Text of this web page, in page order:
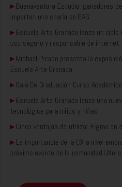
▸Buenaventura Estudio, ganadores
imparten una charla en EAG
▸Escuela Arte Granada lanza un
uso seguro y responsable de internet
▸Michael Picado presenta la
Escuela Arte Granada
▸Gala De Graduación Curso
▸Escuela Arte Granada lanza una
tecnológica para niños y niñas
▸Cinco ventajas de utilizar Figma en
▸La importancia de la UX a nivel
próximo evento de la comunidad UXers